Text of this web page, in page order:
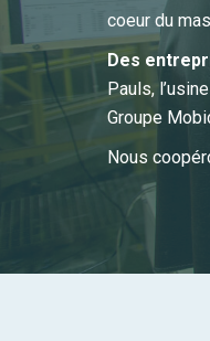
coeur du
Des
Pauls,
Groupe
Nous